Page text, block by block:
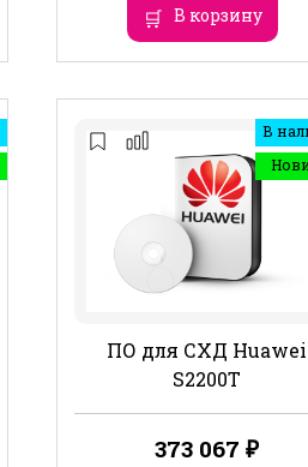
В корзину
В
ПО для СХД Huawei
S2200T
373 067 ₽